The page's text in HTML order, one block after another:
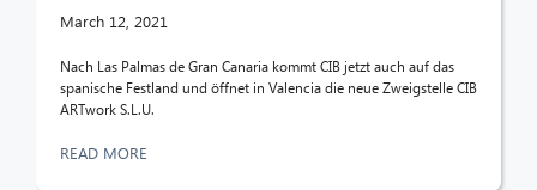
March 12, 2021
Nach Las Palmas de Gran Canaria kommt CIB jetzt auch auf das
spanische Festland und öffnet in Valencia die neue Zweigstelle CIB
ARTwork S.L.U.
READ MORE